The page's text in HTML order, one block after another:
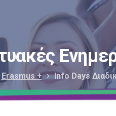
Erasmus + Info Days